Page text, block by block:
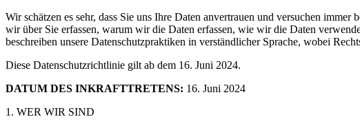
Wir schätzen es sehr, dass Sie uns Ihre Daten anvertrauen und versuchen
wir über Sie erfassen, warum wir die Daten erfassen, wie wir die Daten
beschreiben unsere Datenschutzpraktiken in verständlicher Sprache, wobei
Diese Datenschutzrichtlinie gilt ab dem 16. Juni 2024.
DATUM DES INKRAFTTRETENS: 16. Juni 2024
1. WER WIR SIND